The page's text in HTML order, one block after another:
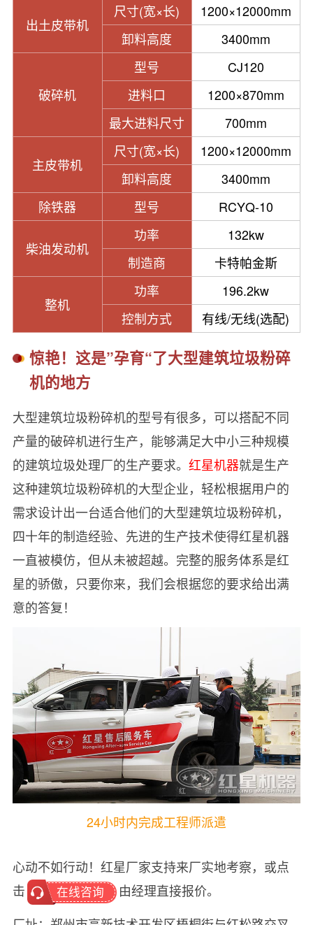
出土皮带机
尺寸(宽×长)
1200×12000mm
卸料高度
3400mm
破碎机
型号
CJ120
进料口
1200×870mm
最大进料尺寸
700mm
主皮带机
尺寸(宽×长)
1200×12000mm
卸料高度
3400mm
除铁器
型号 RCYQ-10
柴油发动机
功率
132kw
制造商
卡特帕金斯
整机
功率
196.2kw
控制方式
有线/无线(选配)
惊艳！这是”孕育“了大型建筑垃圾粉碎
机的地方
大型建筑垃圾粉碎机的型号有很多，可以搭配不同
产量的破碎机进行生产，能够满足大中小三种规模
的建筑垃圾处理厂的生产要求。 红星机器就是生产
这种建筑垃圾粉碎机的大型企业，轻松根据用户的
需求设计出一台适合他们的大型建筑垃圾粉碎机，
四十年的制造经验、先进的生产技术使得红星机器
一直被模仿，但从未被超越。完整的服务体系是红
星的骄傲，只要你来，我们会根据您的要求给出满
意的答复！
24小时内完成工程师派遣
心动不如行动！红星厂家支持来厂实地考察，或点
击
在线咨询
由经理直接报价。